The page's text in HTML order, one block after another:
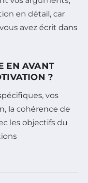
en détail, car
avez écrit dans
EN AVANT
?
vos
la cohérence de
les objectifs du